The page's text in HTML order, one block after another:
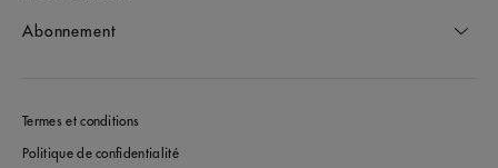
Abonnement
Termes et conditions
Politique de confidentialité